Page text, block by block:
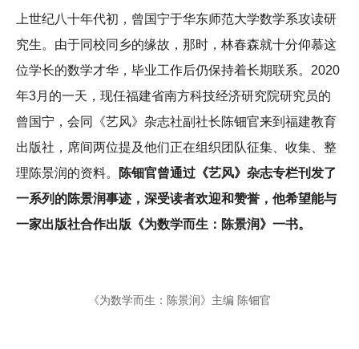
上世纪八十年代初，曾国宁于华东师范大学数学系攻读研
究生。由于同校同乡的缘故，那时，林春森就十分仰慕这
位学长的数学才华，毕业工作后仍保持着长期联系。2020
年3月的一天，现任福建省南方科技经济研究院研究员的
曾国宁，会同《艺风》杂志社副社长陈钿官来到福建教育
出版社，席间两位提及他们正在组织团队征集、收集、整
理陈景润的资料。
陈钿官曾通过《艺风》杂志专栏刊发了
一系列的陈景润事迹，深受读者欢迎和赞誉，他希望能与
一家出版社合作出版《为数学而生：陈景润》一书。
《为数学而生：陈景润》主编 陈钿官